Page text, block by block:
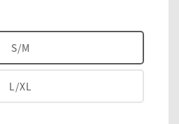
S/M
L/XL